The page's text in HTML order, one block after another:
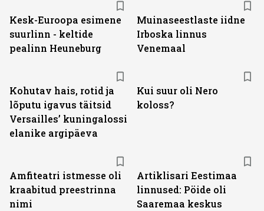
Kesk-Euroopa esimene
suurlinn - keltide
pealinn Heuneburg
Muinaseestlaste iidne
Irboska linnus
Venemaal
Kohutav hais, rotid ja
lõputu igavus täitsid
Versailles’ kuningalossi
elanike argipäeva
Kui suur oli Nero
koloss?
Amfiteatri istmesse oli
kraabitud preestrinna
nimi
Artiklisari Eestimaa
linnused: Pöide oli
Saaremaa keskus